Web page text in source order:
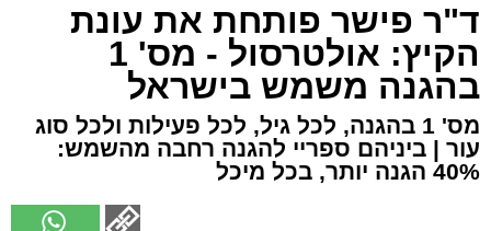
ד"ר פישר פותחת את עונת
הקיץ: אולטרסול - מס' 1
בהגנה משמש בישראל
מס' 1 בהגנה, לכל גיל, לכל פעילות ולכל סוג
עור | ביניהם ספריי להגנה רחבה מהשמש:
40% הגנה יותר, בכל מיכל